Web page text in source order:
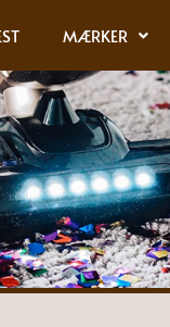
MÆRKER